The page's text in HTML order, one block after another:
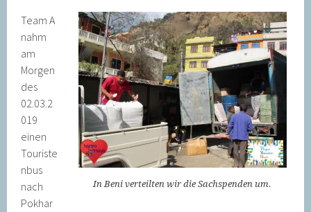
In Beni verteilten wir die Sachspenden um.
Team A
nahm
am
Morgen
des
02.03.2
019
einen
Touriste
nbus
nach
Pokhar